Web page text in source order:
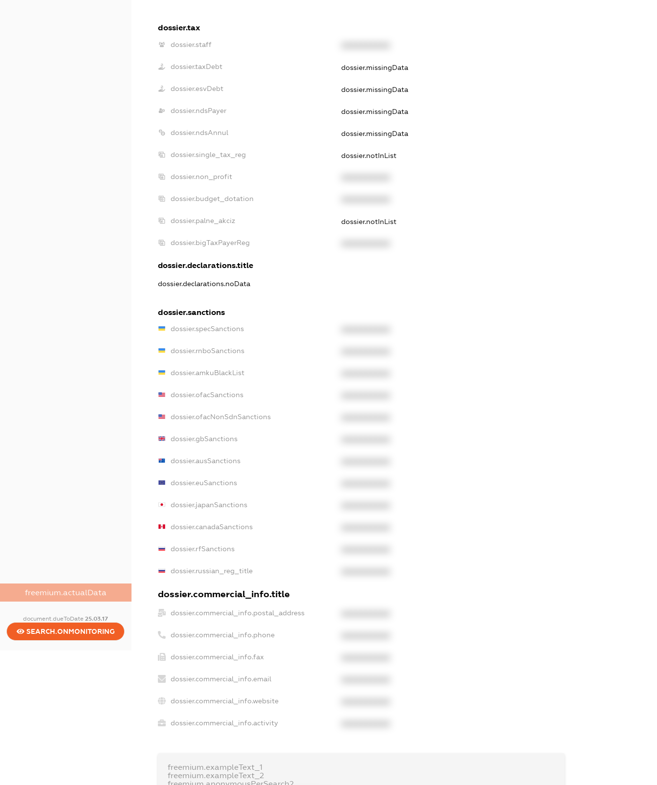
freemium.actualData
document.dueToDate25.03.17
SEARCH.ONMONITORING
dossier.tax
dossier.staff
dossier.taxDebt dossier.missingData
dossier.esvDebt dossier.missingData
dossier.ndsPayer dossier.missingData
dossier.ndsAnnul dossier.missingData
dossier.single_tax_reg dossier.notInList
dossier.non_profit
dossier.budget_dotation
dossier.palne_akciz dossier.notInList
dossier.bigTaxPayerReg
dossier.declarations.title
dossier.declarations.noData
dossier.sanctions
dossier.specSanctions
dossier.rnboSanctions
dossier.amkuBlackList
dossier.ofacSanctions
dossier.ofacNonSdnSanctions
dossier.gbSanctions
dossier.ausSanctions
dossier.euSanctions
dossier.japanSanctions
dossier.canadaSanctions
dossier.rfSanctions
dossier.russian_reg_title
dossier.commercial_info.title
dossier.commercial_info.postal_address
dossier.commercial_info.phone
dossier.commercial_info.fax
dossier.commercial_info.email
dossier.commercial_info.website
dossier.commercial_info.activity
freemium.exampleText_1
freemium.exampleText_2